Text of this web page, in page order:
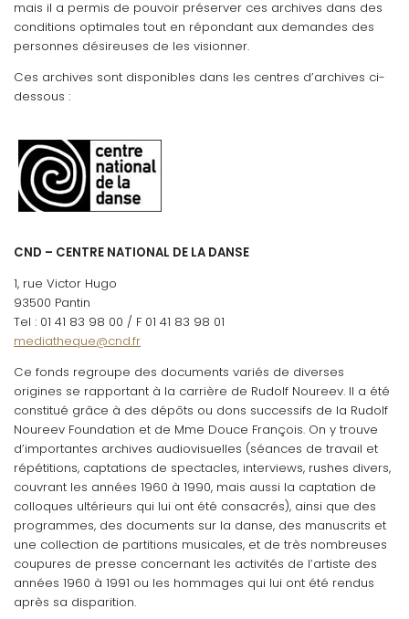
mais il a permis de pouvoir préserver ces archives dans des
conditions optimales tout en répondant aux demandes des
personnes désireuses de les visionner.
Ces archives sont disponibles dans les centres d’archives ci-
dessous :
CND – CENTRE NATIONAL DE LA DANSE
1, rue Victor Hugo
93500 Pantin
Tel : 01 41 83 98 00 / F 01 41 83 98 01
mediatheque@cnd.fr
Ce fonds regroupe des documents variés de diverses
origines se rapportant à la carrière de Rudolf Noureev. Il a été
constitué grâce à des dépôts ou dons successifs de la Rudolf
Noureev Foundation et de Mme Douce François. On y trouve
d’importantes archives audiovisuelles (séances de travail et
répétitions, captations de spectacles, interviews, rushes divers,
couvrant les années 1960 à 1990, mais aussi la captation de
colloques ultérieurs qui lui ont été consacrés), ainsi que des
programmes, des documents sur la danse, des manuscrits et
une collection de partitions musicales, et de très nombreuses
coupures de presse concernant les activités de l’artiste des
années 1960 à 1991 ou les hommages qui lui ont été rendus
après sa disparition.